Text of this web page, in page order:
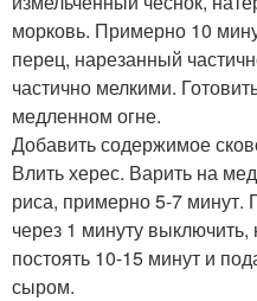
морковь. Примерно 10
перец, нарезанный
частично мелкими.
медленном огне.
Добавить содержимое
Влить херес. Варить на
риса, примерно 5-7 минут.
через 1 минуту
постоять 10-15 минут и
сыром.